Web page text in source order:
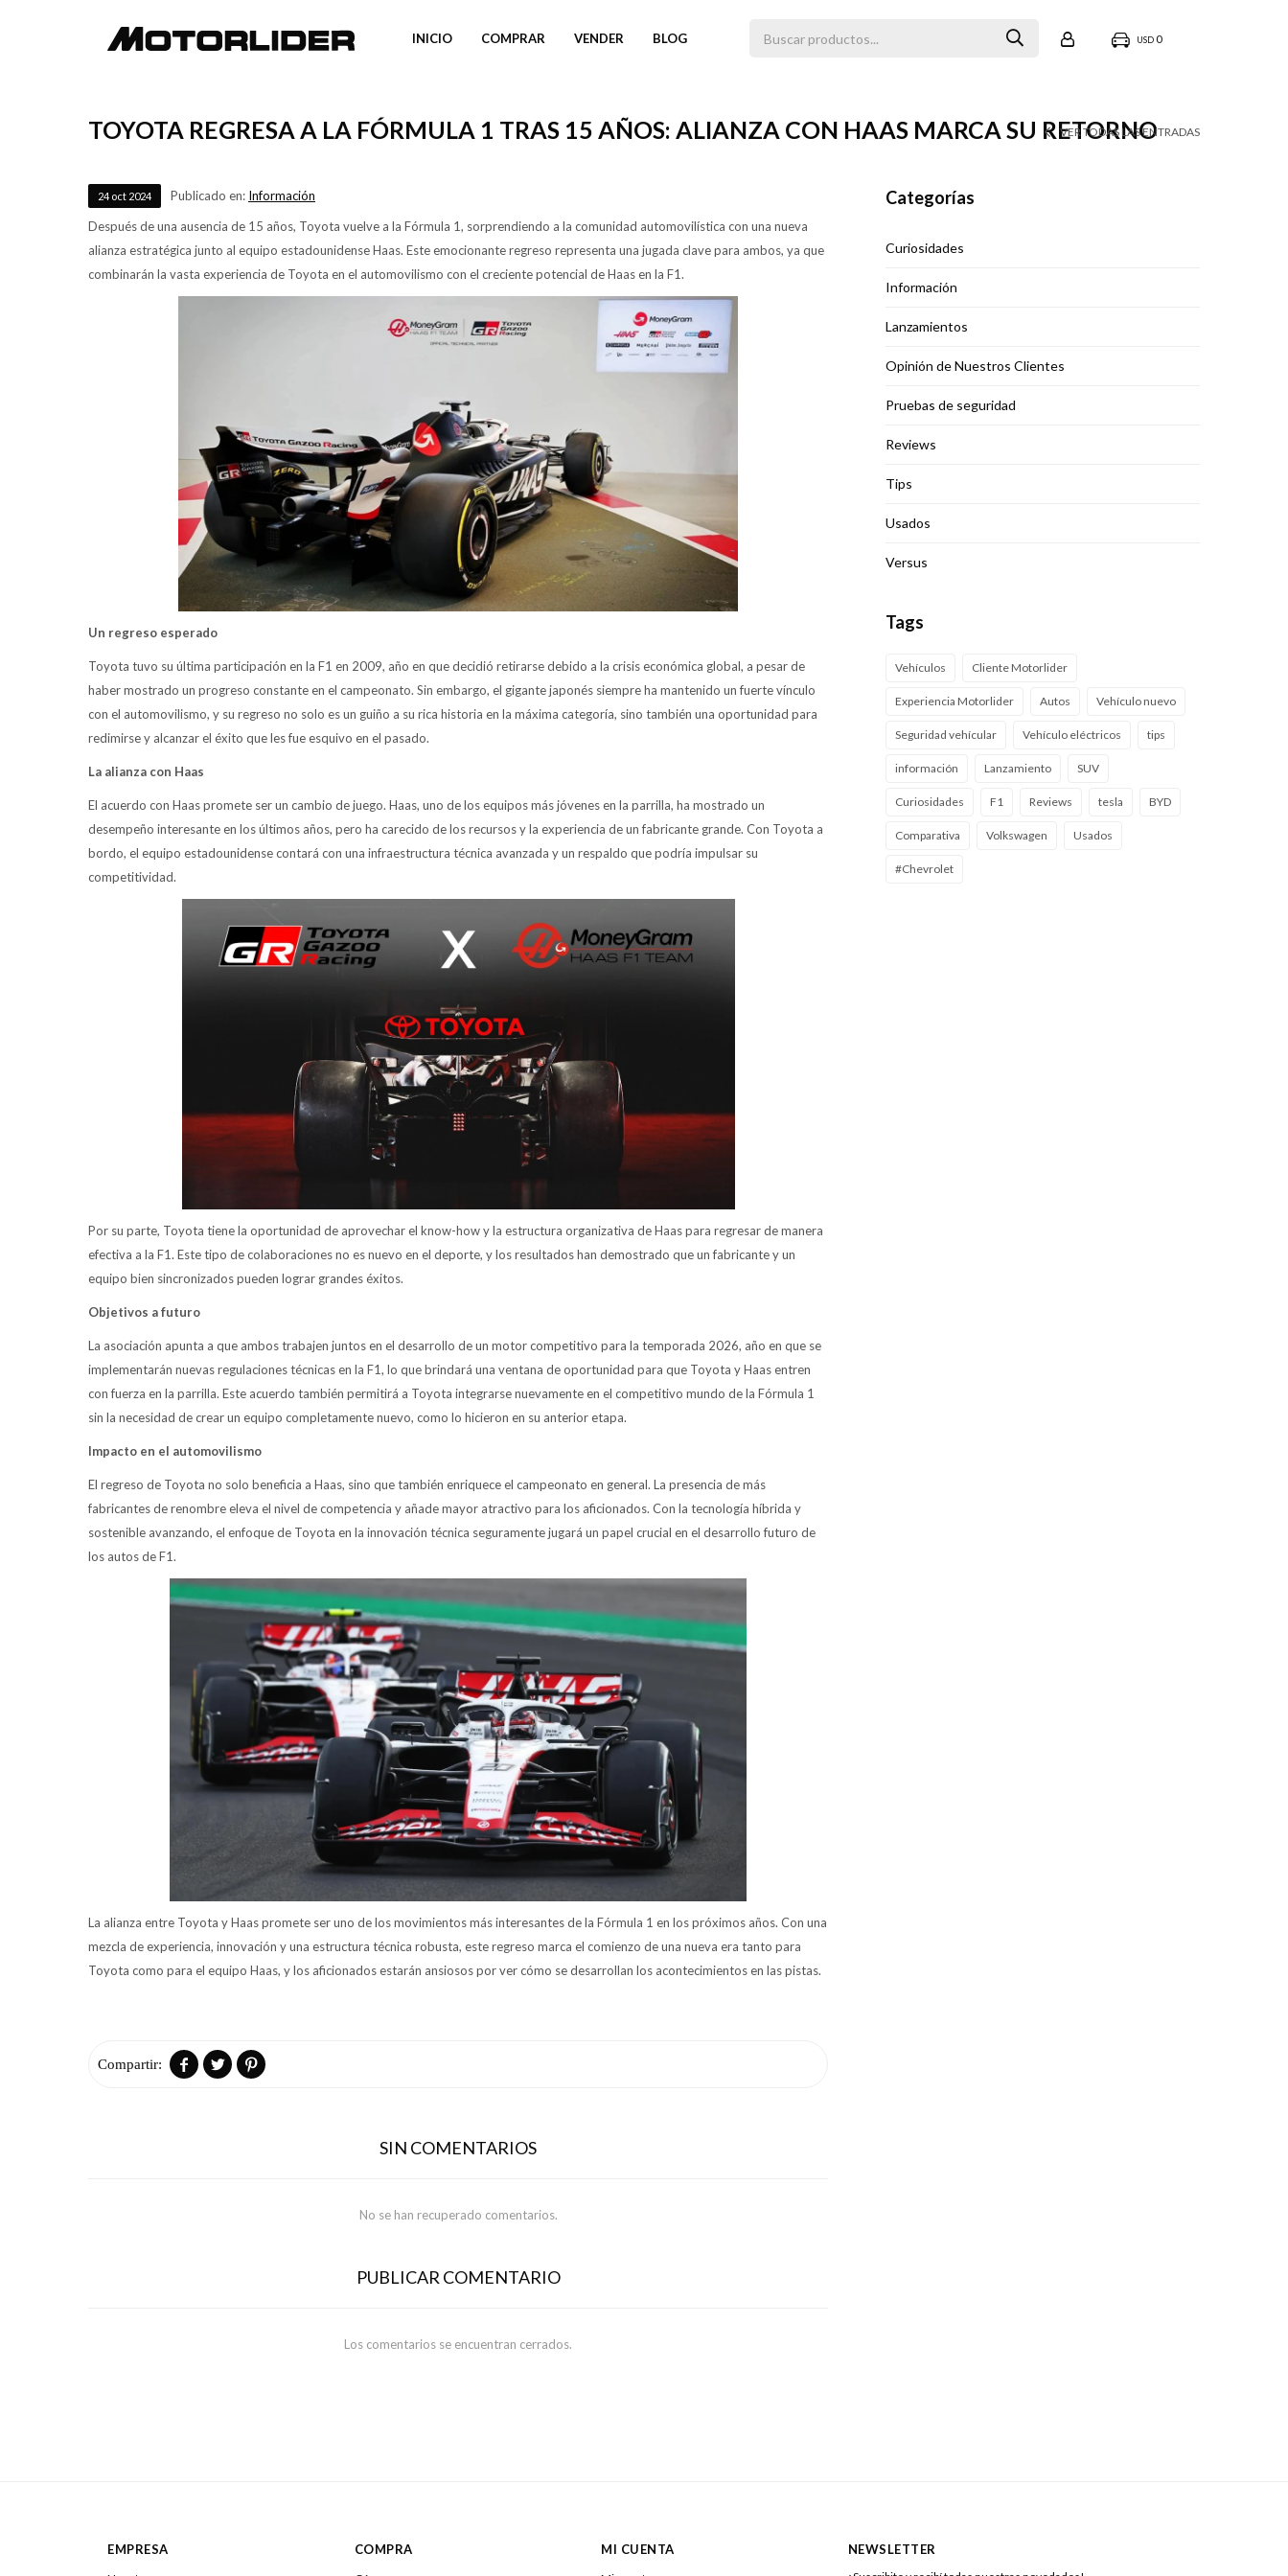
INICIO COMPRAR VENDER BLOG USD 0
TOYOTA REGRESA A LA FÓRMULA 1 TRAS 15 AÑOS: ALIANZA CON HAAS MARCA SU RETORNO
VER TODAS LAS ENTRADAS
24 oct 2024 Publicado en: Información
Después de una ausencia de 15 años, Toyota vuelve a la Fórmula 1, sorprendiendo a la comunidad automovilística con una nueva
alianza estratégica junto al equipo estadounidense Haas. Este emocionante regreso representa una jugada clave para ambos, ya que
combinarán la vasta experiencia de Toyota en el automovilismo con el creciente potencial de Haas en la F1.
Un regreso esperado
Toyota tuvo su última participación en la F1 en 2009, año en que decidió retirarse debido a la crisis económica global, a pesar de
haber mostrado un progreso constante en el campeonato. Sin embargo, el gigante japonés siempre ha mantenido un fuerte vínculo
con el automovilismo, y su regreso no solo es un guiño a su rica historia en la máxima categoría, sino también una oportunidad para
redimirse y alcanzar el éxito que les fue esquivo en el pasado.
La alianza con Haas
El acuerdo con Haas promete ser un cambio de juego. Haas, uno de los equipos más jóvenes en la parrilla, ha mostrado un
desempeño interesante en los últimos años, pero ha carecido de los recursos y la experiencia de un fabricante grande. Con Toyota a
bordo, el equipo estadounidense contará con una infraestructura técnica avanzada y un respaldo que podría impulsar su
competitividad.
Por su parte, Toyota tiene la oportunidad de aprovechar el know-how y la estructura organizativa de Haas para regresar de manera
efectiva a la F1. Este tipo de colaboraciones no es nuevo en el deporte, y los resultados han demostrado que un fabricante y un
equipo bien sincronizados pueden lograr grandes éxitos.
Objetivos a futuro
La asociación apunta a que ambos trabajen juntos en el desarrollo de un motor competitivo para la temporada 2026, año en que se
implementarán nuevas regulaciones técnicas en la F1, lo que brindará una ventana de oportunidad para que Toyota y Haas entren
con fuerza en la parrilla. Este acuerdo también permitirá a Toyota integrarse nuevamente en el competitivo mundo de la Fórmula 1
sin la necesidad de crear un equipo completamente nuevo, como lo hicieron en su anterior etapa.
Impacto en el automovilismo
El regreso de Toyota no solo beneficia a Haas, sino que también enriquece el campeonato en general. La presencia de más
fabricantes de renombre eleva el nivel de competencia y añade mayor atractivo para los aficionados. Con la tecnología híbrida y
sostenible avanzando, el enfoque de Toyota en la innovación técnica seguramente jugará un papel crucial en el desarrollo futuro de
los autos de F1.
La alianza entre Toyota y Haas promete ser uno de los movimientos más interesantes de la Fórmula 1 en los próximos años. Con una
mezcla de experiencia, innovación y una estructura técnica robusta, este regreso marca el comienzo de una nueva era tanto para
Toyota como para el equipo Haas, y los aficionados estarán ansiosos por ver cómo se desarrollan los acontecimientos en las pistas.
  
SIN COMENTARIOS
No se han recuperado comentarios.
PUBLICAR COMENTARIO
Los comentarios se encuentran cerrados.
Categorías
Curiosidades
Información
Lanzamientos
Opinión de Nuestros Clientes
Pruebas de seguridad
Reviews
Tips
Usados
Versus
Tags
Vehículos Cliente Motorlider
Experiencia Motorlider Autos Vehículo nuevo
Seguridad vehícular Vehículo eléctricos tips
información Lanzamiento SUV
Curiosidades F1 Reviews tesla BYD
Comparativa Volkswagen Usados
#Chevrolet
EMPRESA COMPRA MI CUENTA NEWSLETTER